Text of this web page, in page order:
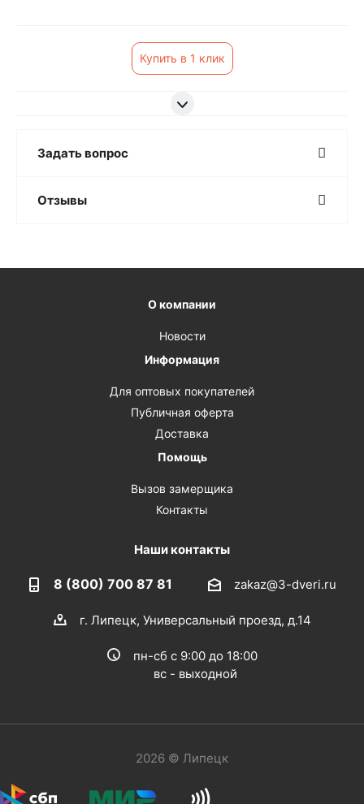
Купить в 1 клик
Задать вопрос
Отзывы
О компании
Новости
Информация
Для оптовых покупателей
Публичная оферта
Доставка
Помощь
Вызов замерщика
Контакты
Наши контакты
8 (800) 700 87 81 zakaz@3-dveri.ru
г. Липецк, Универсальный проезд, д.14
пн-сб с 9:00 до 18:00
вс - выходной
2026 © Липецк